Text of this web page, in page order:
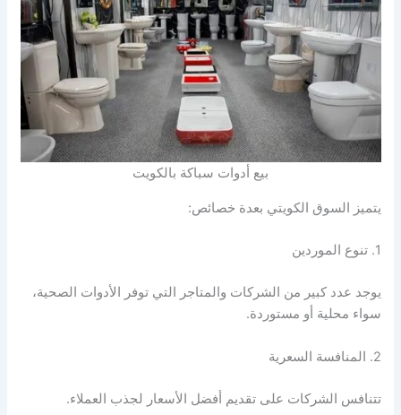
بيع أدوات سباكة بالكويت
يتميز السوق الكويتي بعدة خصائص:
1. تنوع الموردين
يوجد عدد كبير من الشركات والمتاجر التي توفر الأدوات الصحية،
سواء محلية أو مستوردة.
2. المنافسة السعرية
تتنافس الشركات على تقديم أفضل الأسعار لجذب العملاء.